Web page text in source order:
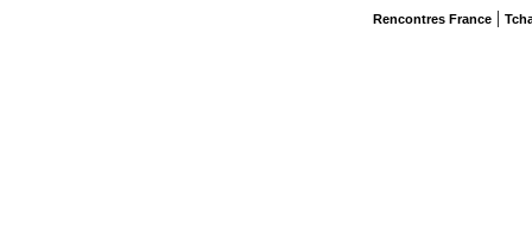
Rencontres France|